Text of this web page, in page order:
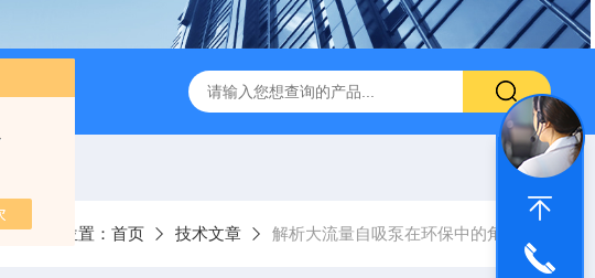
QZZS防汛抢险自吸泵 高吸程自吸泵 IHG不锈钢立式离心泵
当前位置： 首页 技术文章 解析大流量自吸泵在环保中的角色